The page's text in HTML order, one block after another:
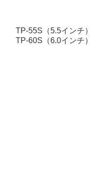
TP-55S（5.5インチ
TP-60S（6.0インチ